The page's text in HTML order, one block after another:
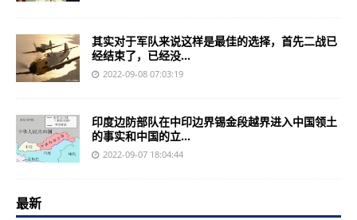
其实对于军队来说这样是最佳的选择，首先二战已
经结束了，已经没...
2022-09-08 07:03:19
印度边防部队在中印边界锡金段越界进入中国领土
的事实和中国的立...
2022-09-07 18:04:44
最新